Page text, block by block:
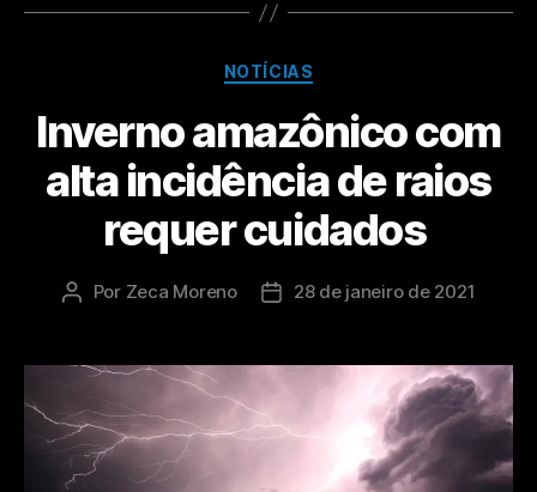
NOTÍCIAS
Inverno amazônico com
alta incidência de raios
requer cuidados
Por Zeca Moreno 28 de janeiro de 2021